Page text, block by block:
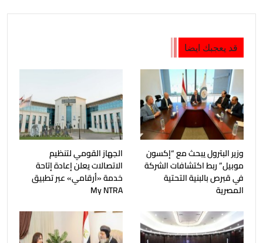
قد يعجبك ايضا
وزير البترول يبحث مع “إكسون
موبيل” ربط اكتشافات الشركة
في قبرص بالبنية التحتية
المصرية
الجهاز القومي لتنظيم
الاتصالات يعلن إعادة إتاحة
خدمة «أرقامي» عبر تطبيق
My NTRA